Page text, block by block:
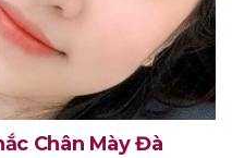
Chân Mày Đà